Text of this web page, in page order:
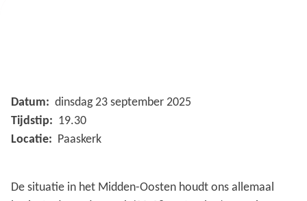
Datum: dinsdag 23 september 2025
Tijdstip: 19.30
Locatie: Paaskerk
De situatie in het Midden-Oosten houdt ons allemaal